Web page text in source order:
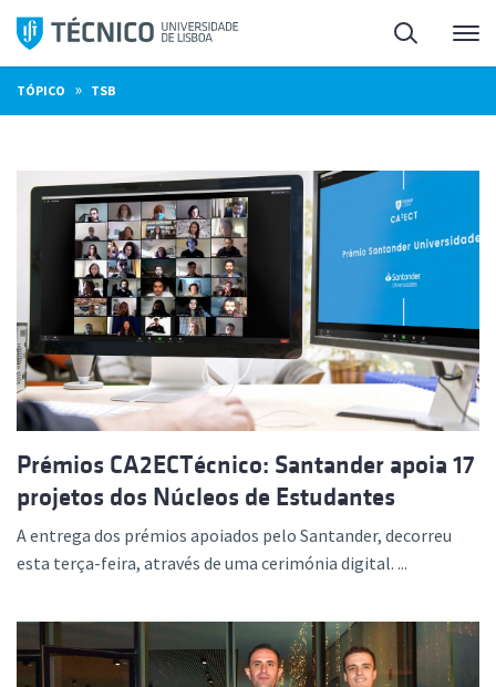
Saltar
para
o
conteúdo
Pesquisa
TÓPICO » TSB
Prémios CA2ECTécnico: Santander apoia 17
projetos dos Núcleos de Estudantes
A entrega dos prémios apoiados pelo Santander, decorreu
esta terça-feira, através de uma cerimónia digital. ...